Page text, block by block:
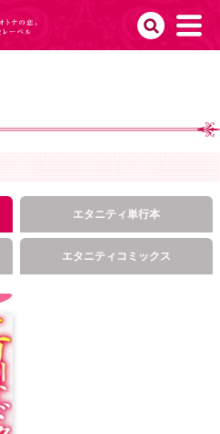
エタニティ単行本
エタニティコミックス